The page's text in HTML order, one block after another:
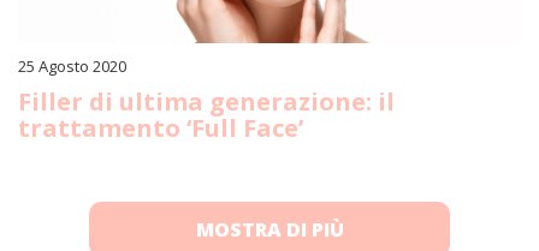
25 Agosto 2020
Filler di ultima generazione: il
trattamento ‘Full Face’
MOSTRA DI PIÙ